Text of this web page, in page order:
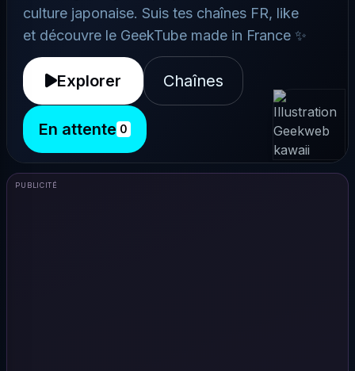
culture japonaise. Suis tes chaînes FR, like
et découvre le GeekTube made in France ✨
Explorer Chaînes
En attente 0
PUBLICITÉ